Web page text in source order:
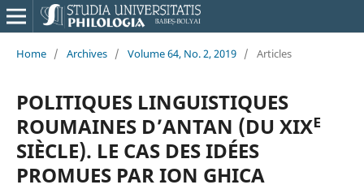
Home / Archives / Volume 64, No. 2, 2019 / Articles
POLITIQUES LINGUISTIQUES
ROUMAINES D’ANTAN (DU XIXᴱ
SIÈCLE). LE CAS DES IDÉES
PROMUES PAR ION GHICA